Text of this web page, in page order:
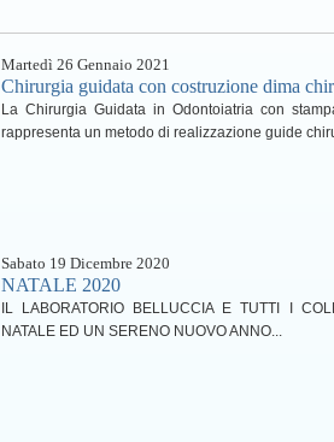
Martedì 26 Gennaio 2021
Chirurgia guidata con costruzione dima
La Chirurgia Guidata in Odontoiatria con
rappresenta un metodo di realizzazione guide
Sabato 19 Dicembre 2020
NATALE 2020
IL LABORATORIO BELLUCCIA E TUTTI I
NATALE ED UN SERENO NUOVO ANNO...